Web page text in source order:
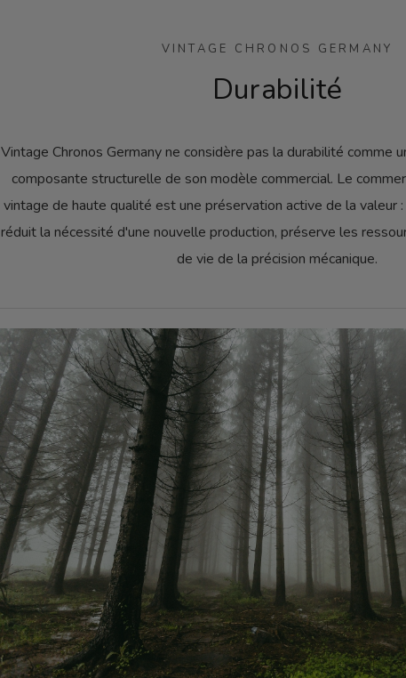
VINTAGE CHRONOS GERMANY
Durabilité
Vintage Chronos Germany ne considère pas la durabilité comme
composante structurelle de son modèle commercial. Le
vintage de haute qualité est une préservation active de la valeur
réduit la nécessité d'une nouvelle production, préserve les
de vie de la précision mécanique.